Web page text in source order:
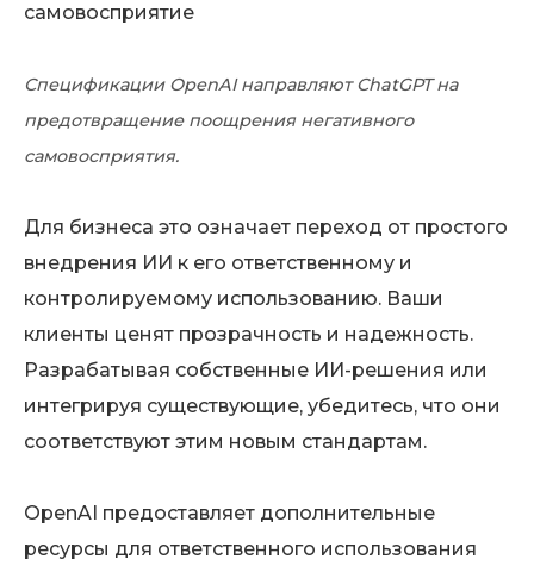
Спецификации OpenAI направляют ChatGPT на
предотвращение поощрения негативного
самовосприятия.
Для бизнеса это означает переход от простого
внедрения ИИ к его ответственному и
контролируемому использованию. Ваши
клиенты ценят прозрачность и надежность.
Разрабатывая собственные ИИ-решения или
интегрируя существующие, убедитесь, что они
соответствуют этим новым стандартам.
OpenAI предоставляет дополнительные
ресурсы для ответственного использования